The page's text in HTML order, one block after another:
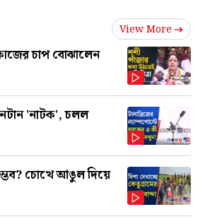
View More
চাপ বোঝালেন
'নাটক', চলল
চোখে আঙুল দিয়ে